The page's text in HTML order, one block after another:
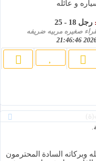
و عائله
رجل 18 - 25
صغيره مربيه ضريفه
وبركاته السادة المحترمون